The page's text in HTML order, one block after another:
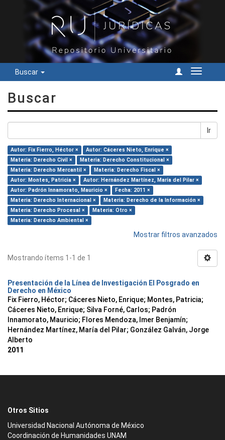
Buscar
Cambiar
Buscar
Ir
Autor: Fix Fierro, Héctor ×
Autor: Cáceres Nieto, Enrique ×
Materia: Derecho Civil ×
Materia: Derecho Constitucional ×
Materia: Derecho Mercantil ×
Materia: Derecho Fiscal ×
Autor: Montes, Patricia ×
Autor: Hernández Martínez, María del Pilar ×
Autor: Padrón Innamorato, Mauricio ×
Fecha: 2011 ×
Materia: Derecho Internacional ×
Materia: Derecho de la Información ×
Materia: Derecho Procesal ×
Materia: Otro ×
Materia: Derecho Ambiental ×
Mostrar filtros avanzados
Mostrando ítems 1-1 de 1
Presentación de la Línea de Investigación El Posgrado en
Derecho en México
Fix Fierro, Héctor; Cáceres Nieto, Enrique; Montes, Patricia;
Cáceres Nieto, Enrique; Silva Forné, Carlos; Padrón
Innamorato, Mauricio; Flores Mendoza, Imer Benjamín;
Hernández Martínez, María del Pilar; González Galván, Jorge
Alberto
2011
Otros Sitios
Universidad Nacional Autónoma de México
Coordinación de Humanidades UNAM